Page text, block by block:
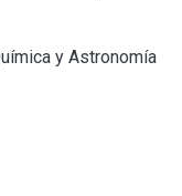
y Astronomía